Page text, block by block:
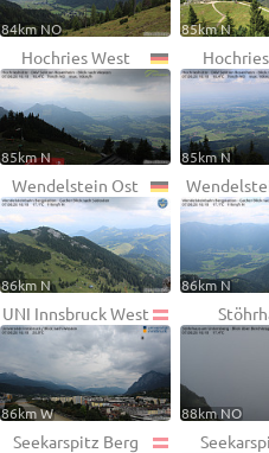
84km NO 85km N
Hochries West
85km N 85km N
Wendelstein Ost
86km N 86km N
UNI Innsbruck West
86km W 88km NO
Seekarspitz Berg